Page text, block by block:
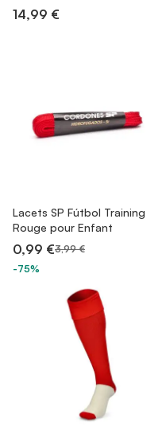
14,99 €
Lacets SP Fútbol Training
Rouge pour Enfant
0,99 €3,99 €
-75%